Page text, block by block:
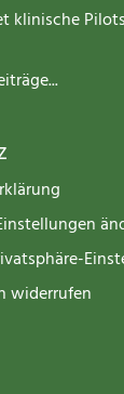
klinische
widerrufen